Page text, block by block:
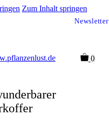
Zum Inhalt springen
Newsletter
0